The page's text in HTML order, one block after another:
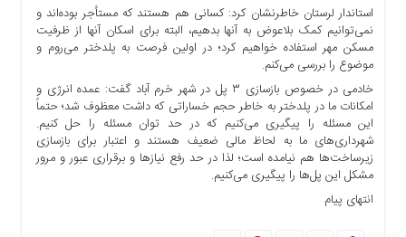
چند
رسانه
برگه
نمونه
تعرفه
استاندار لرستان خاطرنشان کرد: کسانی هم هستند که مستأجر بوده‌اند و
نمی‌توانیم کمک بلاعوض به آنها بدهیم، البته برای اسکان آنها از ظرفیت
مسکن مهر استفاده خواهیم کرد؛ در اولین فرصت به پلدختر می‌روم و
موضوع را بررسی می‌کنم.
خادمی‬ در‬ خصوص‬ بازسازی ۳ پل در شهر خرم آباد گفت: عمده انرژی و
امکانات ما در پلدختر به خاطر حجم خساراتی که داشت معظوف شد؛ حتماً
این مسئله را پیگیری می‌کنیم که در حد توان مسئله را حل کنیم.
شهرداری‌های ما به لحاظ مالی ضعیف هستند و اعتبار برای بازسازی
زیرساخت‌ها هم نیامده است؛ لذا در حد رفع نیازها و برقراری عبور و مرور
مشکل این پل‌ها را پیگیری می‌کنیم.
انتهای پیام